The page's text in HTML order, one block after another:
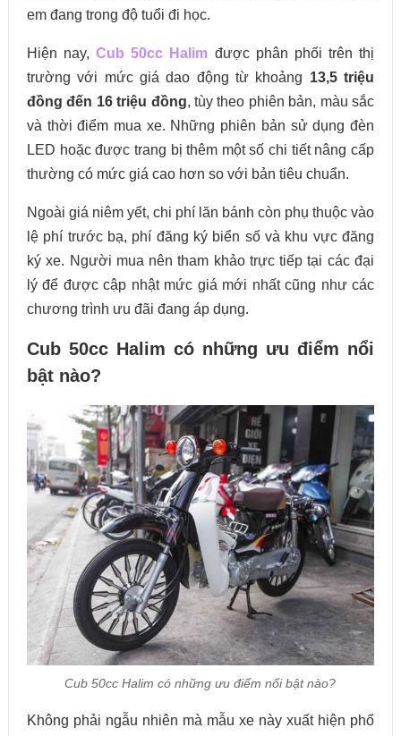
em đang trong độ tuổi đi học.
Hiện nay,Cub 50cc Halim được phân phối trên thị
trường với mức giá dao động từ khoảng 13,5 triệu
đồng đến 16 triệu đồng, tùy theo phiên bản, màu sắc
và thời điểm mua xe. Những phiên bản sử dụng đèn
LED hoặc được trang bị thêm một số chi tiết nâng cấp
thường có mức giá cao hơn so với bản tiêu chuẩn.
Ngoài giá niêm yết, chi phí lăn bánh còn phụ thuộc vào
lệ phí trước bạ, phí đăng ký biển số và khu vực đăng
ký xe. Người mua nên tham khảo trực tiếp tại các đại
lý để được cập nhật mức giá mới nhất cũng như các
chương trình ưu đãi đang áp dụng.
Cub 50cc Halim có những ưu điểm nổi
bật nào?
Cub 50cc Halim có những ưu điểm nổi bật nào?
Không phải ngẫu nhiên mà mẫu xe này xuất hiện phổ